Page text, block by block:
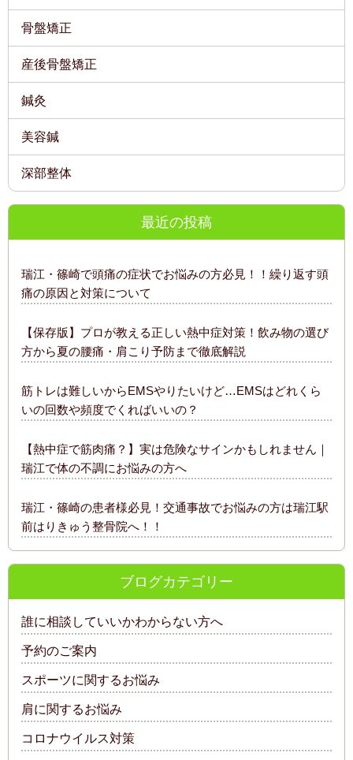
骨盤矯正
産後骨盤矯正
鍼灸
美容鍼
深部整体
最近の投稿
瑞江・篠崎で頭痛の症状でお悩みの方必見！！繰り返す頭
痛の原因と対策について
【保存版】プロが教える正しい熱中症対策！飲み物の選び
方から夏の腰痛・肩こり予防まで徹底解説
筋トレは難しいからEMSやりたいけど…EMSはどれくら
いの回数や頻度でくればいいの？
【熱中症で筋肉痛？】実は危険なサインかもしれません｜
瑞江で体の不調にお悩みの方へ
瑞江・篠崎の患者様必見！交通事故でお悩みの方は瑞江駅
前はりきゅう整骨院へ！！
ブログカテゴリー
誰に相談していいかわからない方へ
予約のご案内
スポーツに関するお悩み
肩に関するお悩み
コロナウイルス対策